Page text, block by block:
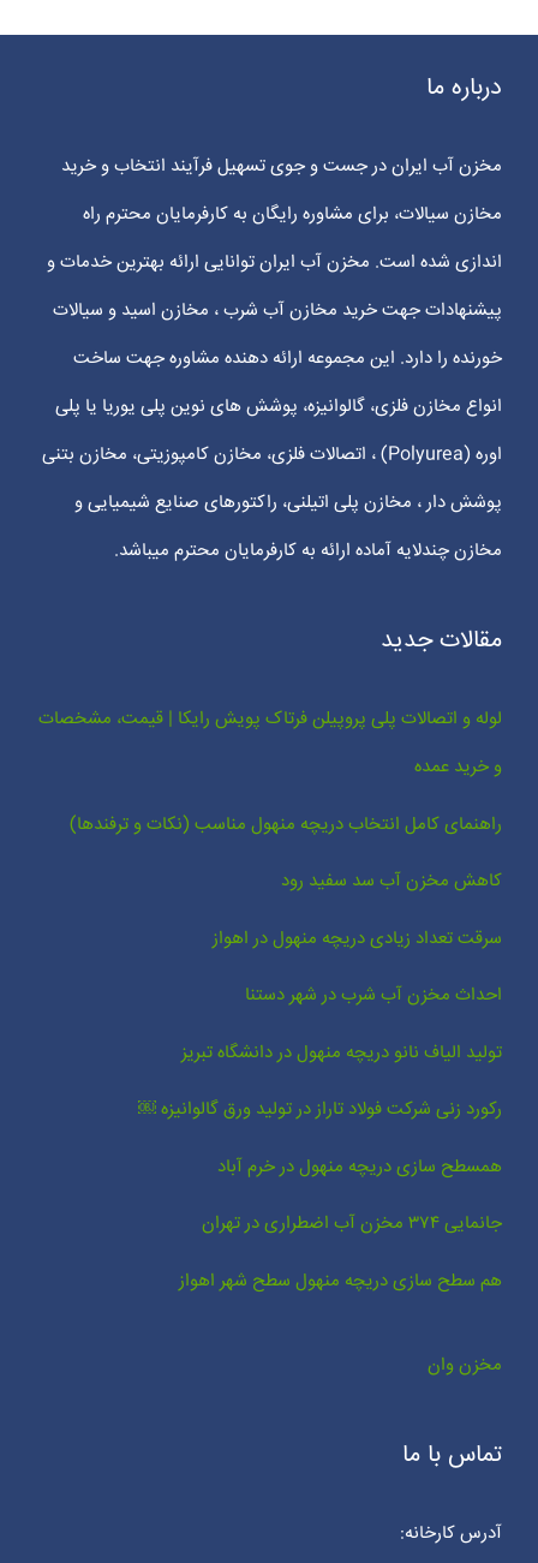
درباره ما
مخزن آب ایران در جست و جوی تسهیل فرآیند انتخاب و خرید
مخازن سیالات، برای مشاوره رایگان به کارفرمایان محترم راه
اندازی شده است. مخزن آب ایران توانایی ارائه بهترین خدمات و
پیشنهادات جهت خرید مخازن آب شرب ، مخازن اسید و سیالات
خورنده را دارد. این مجموعه ارائه دهنده مشاوره جهت ساخت
انواع مخازن فلزی، گالوانیزه، پوشش های نوین پلی یوریا یا پلی
اوره (Polyurea) ، اتصالات فلزی، مخازن کامپوزیتی، مخازن بتنی
پوشش دار ، مخازن پلی اتیلنی، راکتورهای صنایع شیمیایی و
مخازن چندلایه آماده ارائه به کارفرمایان محترم میباشد.
مقالات جدید
لوله و اتصالات پلی پروپیلن فرتاک پویش رایکا | قیمت، مشخصات
و خرید عمده
راهنمای کامل انتخاب دریچه منهول مناسب (نکات و ترفندها)
کاهش مخزن آب سد سفید رود
سرقت تعداد زیادی دریچه منهول در اهواز
احداث مخزن آب شرب در شهر دستنا
تولید الیاف نانو دریچه منهول در دانشگاه تبریز
رکورد زنی شرکت فولاد تاراز در تولید ورق گالوانیزه ￼
همسطح سازی دریچه منهول در خرم آباد
جانمایی ۳۷۴ مخزن آب اضطراری در تهران
هم سطح سازی دریچه منهول سطح شهر اهواز
مخزن وان
تماس با ما
آدرس کارخانه: